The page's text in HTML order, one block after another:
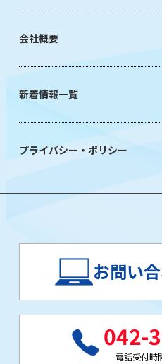
会社概要
新着情報一覧
プライバシー・ポリシー
お問い
042-
電話受付時